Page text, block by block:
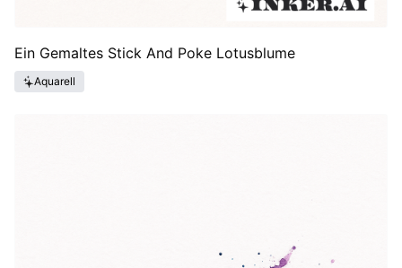
Ein Gemaltes Stick And Poke Lotusblume
Aquarell